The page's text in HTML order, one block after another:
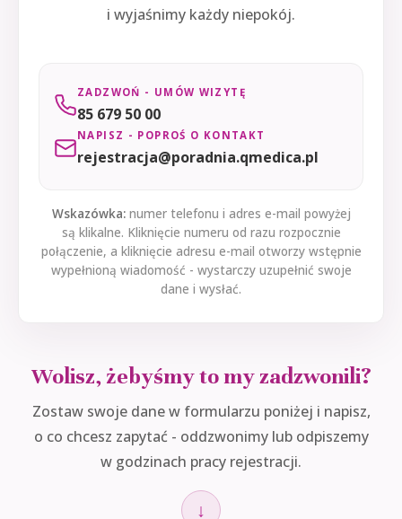
i wyjaśnimy każdy niepokój.
ZADZWOŃ - UMÓW WIZYTĘ
85 679 50 00
NAPISZ - POPROŚ O KONTAKT
rejestracja@poradnia.qmedica.pl
Wskazówka:numer telefonu i adres e-mail powyżej
są klikalne. Kliknięcie numeru od razu rozpocznie
połączenie, a kliknięcie adresu e-mail otworzy wstępnie
wypełnioną wiadomość - wystarczy uzupełnić swoje
dane i wysłać.
Wolisz, żebyśmy to my zadzwonili?
Zostaw swoje dane w formularzu poniżej i napisz,
o co chcesz zapytać - oddzwonimy lub odpiszemy
w godzinach pracy rejestracji.
↓